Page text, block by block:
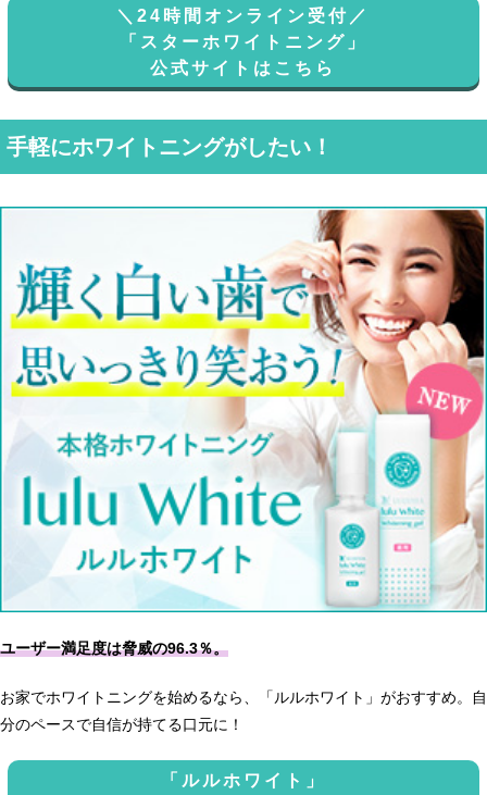
＼24時間オンライン受付／
「スターホワイトニング」
公式サイトはこちら
手軽にホワイトニングがしたい！
ユーザー満足度は脅威の96.3％。
お家でホワイトニングを始めるなら、「ルルホワイト」がおすすめ。自
分のペースで自信が持てる口元に！
「ルルホワイト」